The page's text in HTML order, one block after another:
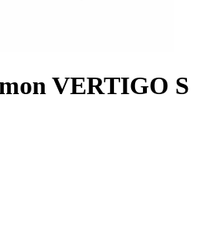
VERTIGO S